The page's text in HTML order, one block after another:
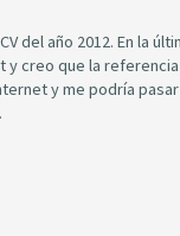
CV del año 2012. En
creo que la
y me podría pasar